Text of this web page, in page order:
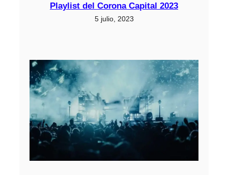
Playlist del Corona Capital 2023
5 julio, 2023